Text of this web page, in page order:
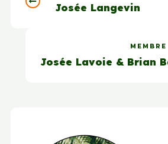
Josée Langevin
Josée Lavoie & Brian